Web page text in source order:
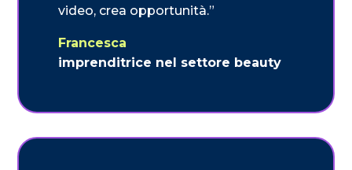
video, crea opportunità.”
Francesca
imprenditrice nel settore beauty